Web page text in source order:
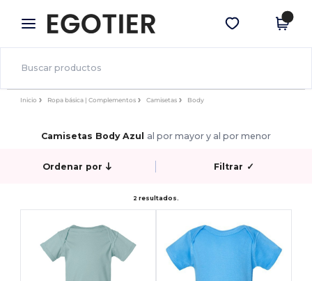
× App de Egotier
¡Mejores precios en app!
Descargar app
Inicio Ropa básica | Complementos Camisetas Body
Camisetas Body Azul al por mayor y al por menor
Ordenar por Filtrar ✓
2 resultados.